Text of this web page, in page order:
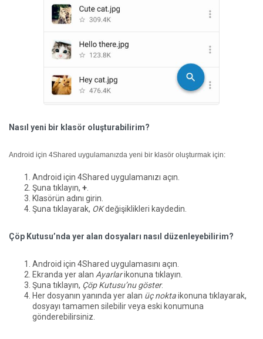
Nasıl yeni bir klasör oluşturabilirim?
Android için 4Shared uygulamanızda yeni bir klasör oluşturmak için:
Android için 4Shared uygulamanızı açın.
Şuna tıklayın, +.
Klasörün adını girin.
Şuna tıklayarak, OKdeğişiklikleri kaydedin.
Çöp Kutusu’nda yer alan dosyaları nasıl düzenleyebilirim?
Android için 4Shared uygulamasını açın.
Ekranda yer alan Ayarlarikonuna tıklayın.
Şuna tıklayın, Çöp Kutusu’nu göster.
Her dosyanın yanında yer alan üç noktaikonuna tıklayarak,
dosyayı tamamen silebilir veya eski konumuna
gönderebilirsiniz.